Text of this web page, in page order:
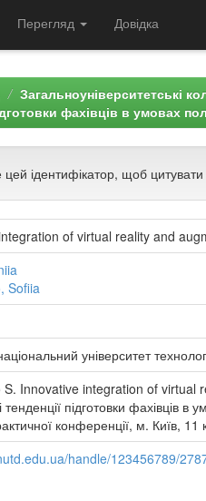
Перегляд Довідка
Загальноуніверситетські
фахівців в умовах
цей ідентифікатор, щоб
of virtual reality and
Sofiia
університет
S. Innovative integration of virtual
тенденції підготовки фахівців
конференції, м. Київ,
handle/123456789/